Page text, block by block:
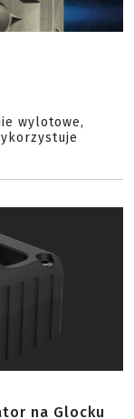
wylotowe,
na Glocku